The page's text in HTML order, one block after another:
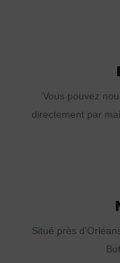
Vous pouvez
directement par
Situé près